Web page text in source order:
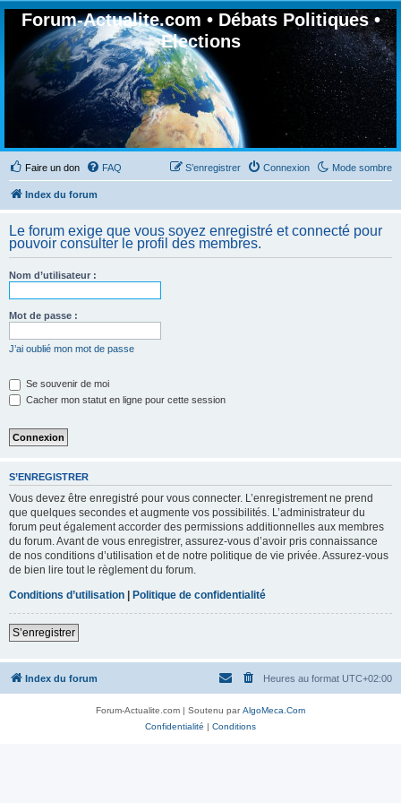
Forum-Actualite.com • Débats Politiques •
Elections
Faire un don Mode sombre
FAQ Connexion
S’enregistrer
Index du forum
Le forum exige que vous soyez enregistré et connecté pour
pouvoir consulter le profil des membres.
Nom d’utilisateur :
Mot de passe :
J’ai oublié mon mot de passe
Se souvenir de moi
Cacher mon statut en ligne pour cette session
S’ENREGISTRER
Vous devez être enregistré pour vous connecter. L’enregistrement ne prend
que quelques secondes et augmente vos possibilités. L’administrateur du
forum peut également accorder des permissions additionnelles aux membres
du forum. Avant de vous enregistrer, assurez-vous d’avoir pris connaissance
de nos conditions d’utilisation et de notre politique de vie privée. Assurez-vous
de bien lire tout le règlement du forum.
Conditions d’utilisation | Politique de confidentialité
S’enregistrer
Index du forum Heures au format UTC+02:00
Forum-Actualite.com | Soutenu parAlgoMeca.Com
Confidentialité | Conditions